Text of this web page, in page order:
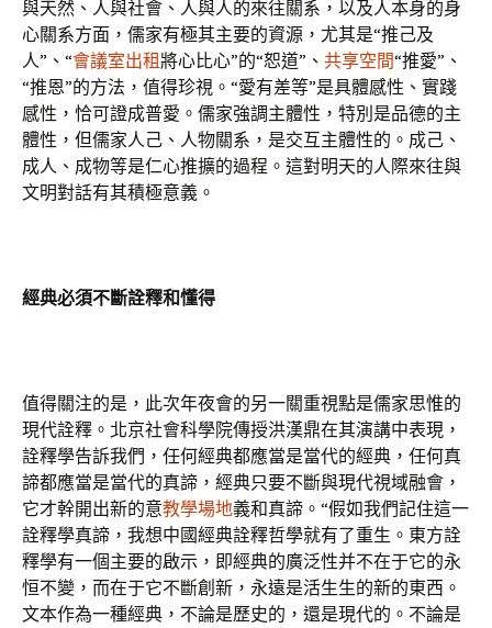
與天然、人與社會、人與人的來往關系，以及人本身的身
心關系方面，儒家有極其主要的資源，尤其是“推己及
人”、“會議室出租將心比心”的“恕道”、 共享空間“推愛”、
“推恩”的方法，值得珍視。“愛有差等”是具體感性、實踐
感性，恰可證成普愛。儒家強調主體性，特別是品德的主
體性，但儒家人己、人物關系，是交互主體性的。成己、
成人、成物等是仁心推擴的過程。這對明天的人際來往與
文明對話有其積極意義。
經典必須不斷詮釋和懂得
值得關注的是，此次年夜會的另一關重視點是儒家思惟的
現代詮釋。北京社會科學院傳授洪漢鼎在其演講中表現，
詮釋學告訴我們，任何經典都應當是當代的經典，任何真
諦都應當是當代的真諦，經典只要不斷與現代視域融會，
它才幹開出新的意教學場地義和真諦。“假如我們記住這一
詮釋學真諦，我想中國經典詮釋哲學就有了重生。東方詮
釋學有一個主要的啟示，即經典的廣泛性并不在于它的永
恒不變，而在于它不斷創新，永遠是活生生的新的東西。
文本作為一種經典，不論是歷史的，還是現代的。不論是